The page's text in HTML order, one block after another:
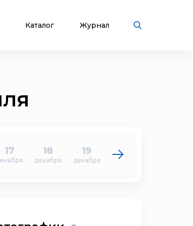
Каталог Журнал
17 18
декабря
19
декабря
20
декабря